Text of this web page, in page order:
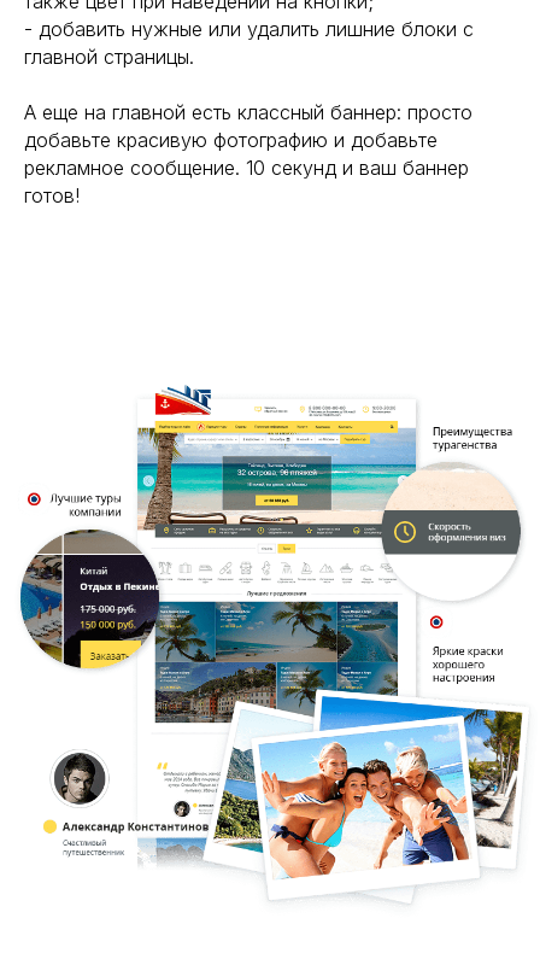
- добавить нужные или удалить лишние блоки с
главной страницы.
А еще на главной есть классный баннер: просто
добавьте красивую фотографию и добавьте
рекламное сообщение. 10 секунд и ваш баннер
готов!